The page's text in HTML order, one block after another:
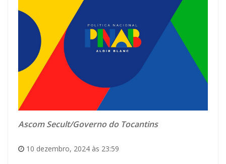
Ascom Secult/Governo do Tocantins
10 dezembro, 2024 às 23:59